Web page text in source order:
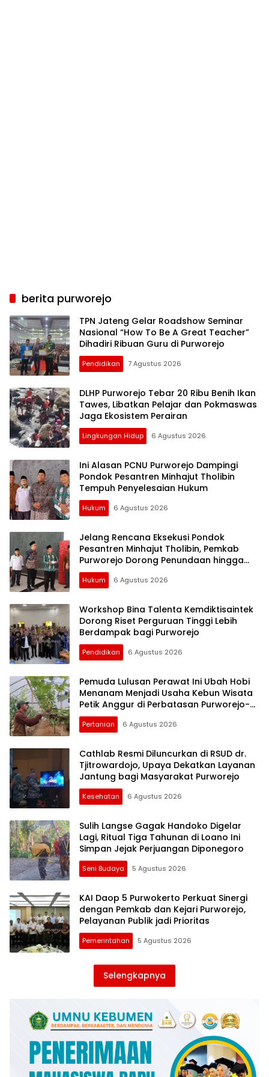
berita purworejo
TPN Jateng Gelar Roadshow Seminar
Nasional “How To Be A Great Teacher”
Dihadiri Ribuan Guru di Purworejo
Pendidikan 7 Agustus 2026
DLHP Purworejo Tebar 20 Ribu Benih Ikan
Tawes, Libatkan Pelajar dan Pokmaswas
Jaga Ekosistem Perairan
Lingkungan Hidup 6 Agustus 2026
Ini Alasan PCNU Purworejo Dampingi
Pondok Pesantren Minhajut Tholibin
Tempuh Penyelesaian Hukum
Hukum 6 Agustus 2026
Jelang Rencana Eksekusi Pondok
Pesantren Minhajut Tholibin, Pemkab
Purworejo Dorong Penundaan hingga
Gugatan Perdata Diproses
Hukum 6 Agustus 2026
Workshop Bina Talenta Kemdiktisaintek
Dorong Riset Perguruan Tinggi Lebih
Berdampak bagi Purworejo
Pendidikan 6 Agustus 2026
Pemuda Lulusan Perawat Ini Ubah Hobi
Menanam Menjadi Usaha Kebun Wisata
Petik Anggur di Perbatasan Purworejo-
Kebumen
Pertanian 6 Agustus 2026
Cathlab Resmi Diluncurkan di RSUD dr.
Tjitrowardojo, Upaya Dekatkan Layanan
Jantung bagi Masyarakat Purworejo
Kesehatan 6 Agustus 2026
Sulih Langse Gagak Handoko Digelar
Lagi, Ritual Tiga Tahunan di Loano Ini
Simpan Jejak Perjuangan Diponegoro
Seni Budaya 5 Agustus 2026
KAI Daop 5 Purwokerto Perkuat Sinergi
dengan Pemkab dan Kejari Purworejo,
Pelayanan Publik jadi Prioritas
Pemerintahan 5 Agustus 2026
Selengkapnya